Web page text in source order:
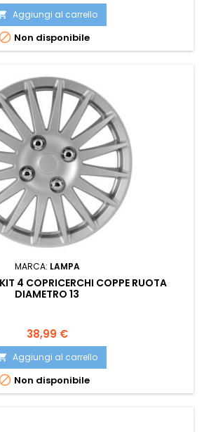
Aggiungi al carrello
Non disponibile
MARCA: LAMPA
4 COPRICERCHI COPPE RUOTA
DIAMETRO 13
Prezzo
38,99 €
Aggiungi al carrello
Non disponibile